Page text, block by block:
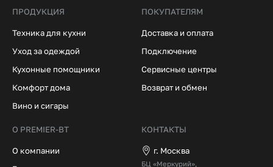
ПРОДУКЦИЯ
Техника для кухни
Уход за одеждой
Кухонные помощники
Комфорт дома
Вино и сигары
ПОКУПАТЕЛЯМ
Доставка и оплата
Подключение
Сервисные центры
Возврат и обмен
О PREMIER-BT
О компании
КОНТАКТЫ
г. Москва
БЦ «Меркурий»,